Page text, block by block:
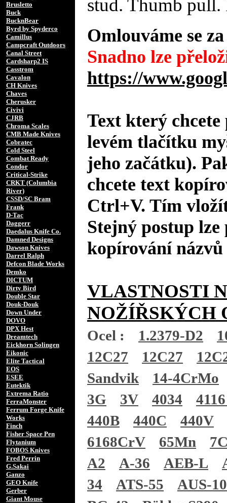
Brusletto
Buck
BucknBear
Byrd by Spyderco
Camillus
Campcraft Outdoors
Canal Street
Cardsharp2 IS
Casstrom
Cavalon
CH Knives
Chaves
Cherusker
Civivi
CJRB
Chroma Scales
CMB Made Knives
Cobratec
Cold Steel
Combat Ready
Condor
Critical-Strike
CRKT (Columbia
River)
CSSD/SC Bram
Frank
D-Tac
Daggerr
Daedalus Knife Co.
Damned Designs
Dawson Knives
Darrel Ralph
Defcon Blade Works
Demko
DICTUM
Dirty Bird
Double Star
Douk-Douk
Down Under
DOVO
DPX Hest
Dreamtech
Eickhorn Solingen
Eikonic
Elite Tactical
EOS
ESEE
Eutektik
Extrema Ratio
FerraMonster
Ferrum Forge Knife
Works
Finch
Fisher Space Pen
Flytanium
FOBOS Knives
Fred Perrin
G.Sakai
Ganzo
GEO Knife
Gerber
Giant Mouse
stud. Thumb
Omlouváme se
Snadno lze
https://
Text který
levém tlačítku
jeho začátku).
chcete text
Ctrl+V. Tím
Stejný postup
kopírování
VLASTNOSTI
NOŽÍŘSKÝCH
Ocel : 1.2379-D2
12C27
12C27
Sandvik
14-4CrMo
3G
3V 4034
440B
440C
440V
6168CrV
65Mn
A2
A-36 AEB-L
34
ATS-55
AUS-